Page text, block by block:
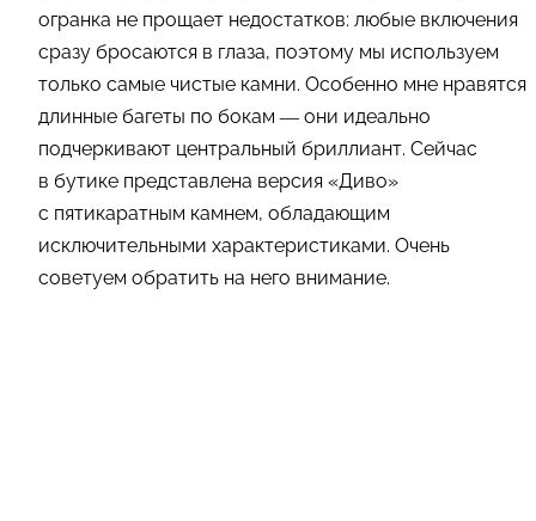
огранка не прощает недостатков: любые включения
сразу бросаются в глаза, поэтому мы используем
только самые чистые камни. Особенно мне нравятся
длинные багеты по бокам — они идеально
подчеркивают центральный бриллиант. Сейчас
в бутике представлена версия «Диво»
с пятикаратным камнем, обладающим
исключительными характеристиками. Очень
советуем обратить на него внимание.